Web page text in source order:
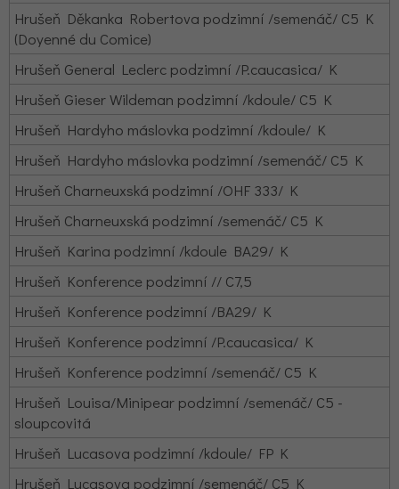
Hrušeň Děkanka Robertova podzimní /semenáč/ C5 K
(Doyenné du Comice)
Hrušeň General Leclerc podzimní /P.caucasica/ K
Hrušeň Gieser Wildeman podzimní /kdoule/ C5 K
Hrušeň Hardyho máslovka podzimní /kdoule/ K
Hrušeň Hardyho máslovka podzimní /semenáč/ C5 K
Hrušeň Charneuxská podzimní /OHF 333/ K
Hrušeň Charneuxská podzimní /semenáč/ C5 K
Hrušeň Karina podzimní /kdoule BA29/ K
Hrušeň Konference podzimní // C7,5
Hrušeň Konference podzimní /BA29/ K
Hrušeň Konference podzimní /P.caucasica/ K
Hrušeň Konference podzimní /semenáč/ C5 K
Hrušeň Louisa/Minipear podzimní /semenáč/ C5 -
sloupcovitá
Hrušeň Lucasova podzimní /kdoule/ FP K
Hrušeň Lucasova podzimní /semenáč/ C5 K